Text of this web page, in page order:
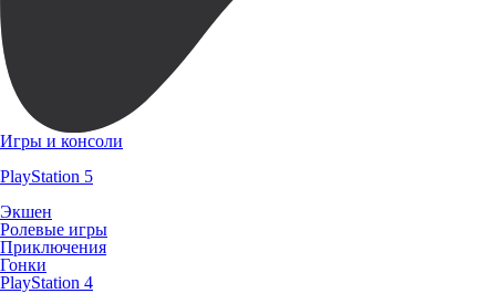
Игры и консоли
PlayStation 5
Экшен
Ролевые игры
Приключения
Гонки
PlayStation 4